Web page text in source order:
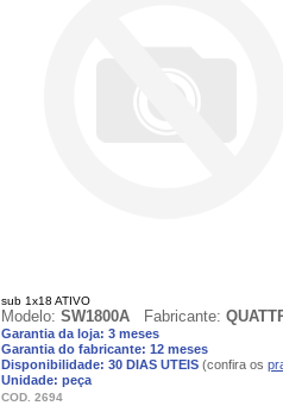
sub 1x18 ATIVO
Modelo: SW1800A Fabricante:
Garantia da loja: 3 meses
Garantia do fabricante: 12 meses
Disponibilidade: 30 DIAS UTEIS (confira os
Unidade: peça
COD. 2694